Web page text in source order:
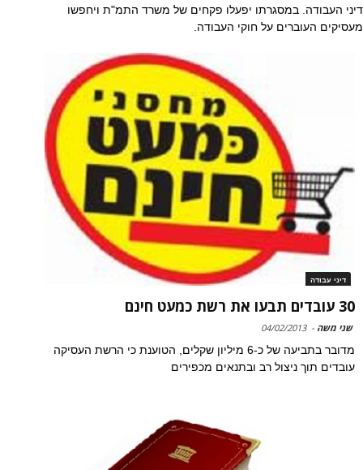
דיני העבודה. במסגרתו יפעלו פקחים של משרד התמ"ת ויחפשו
מעסיקים העוברים על חוקי העבודה.
דיני עבודה
30 עובדים תבעו את רשת כמעט חינם
שני משה -
04/02/2013
מדובר בתביעה של כ-6 מיליון שקלים, הטוענת כי הרשת העסיקה
עובדים תוך ניצול רב ובתנאים מכפירים